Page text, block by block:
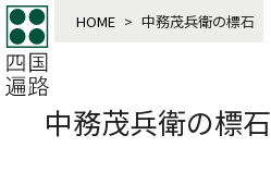
HOME > 中務茂兵衛の標石
中務茂兵衛の標石